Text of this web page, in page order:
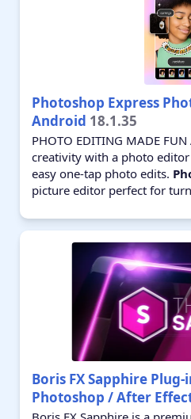
Photoshop Express
Android 18.1.35
PHOTO EDITING MADE
creativity with a photo
easy one-tap photo edits.
picture editor perfect for
Boris FX Sapphire
Photoshop / After